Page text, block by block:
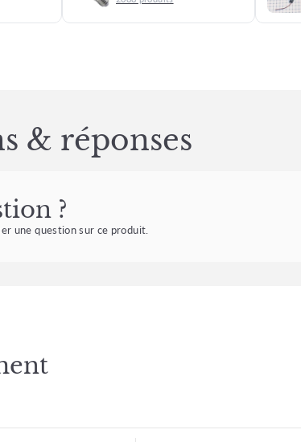
& réponses
?
une question sur ce produit.